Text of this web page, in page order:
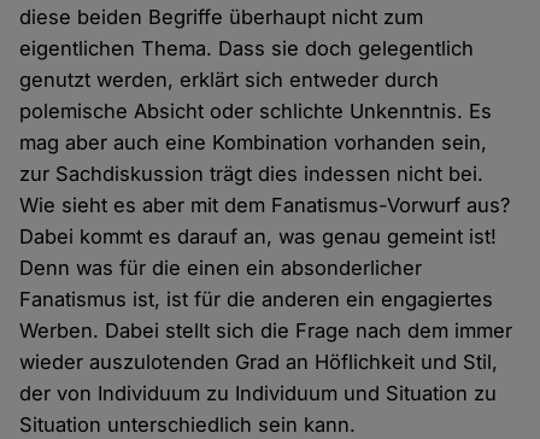
diese beiden Begriffe überhaupt nicht zum
eigentlichen Thema. Dass sie doch gelegentlich
genutzt werden, erklärt sich entweder durch
polemische Absicht oder schlichte Unkenntnis. Es
mag aber auch eine Kombination vorhanden sein,
zur Sachdiskussion trägt dies indessen nicht bei.
Wie sieht es aber mit dem Fanatismus-Vorwurf aus?
Dabei kommt es darauf an, was genau gemeint ist!
Denn was für die einen ein absonderlicher
Fanatismus ist, ist für die anderen ein engagiertes
Werben. Dabei stellt sich die Frage nach dem immer
wieder auszulotenden Grad an Höflichkeit und Stil,
der von Individuum zu Individuum und Situation zu
Situation unterschiedlich sein kann.